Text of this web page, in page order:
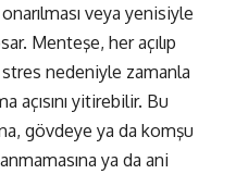
veya yenisiyle
Menteşe, her açılıp
nedeniyle zamanla
açısını yitirebilir. Bu
gövdeye ya da komşu
ya da ani